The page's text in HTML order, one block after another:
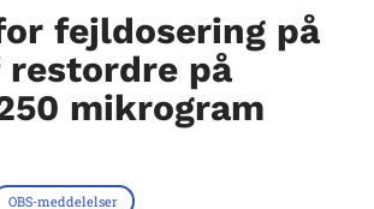
fejldosering på
restordre på
mikrogram
OBS-meddelelser